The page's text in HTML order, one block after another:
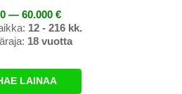
— 60.000 €
12 - 216 kk.
18 vuotta
LAINAA